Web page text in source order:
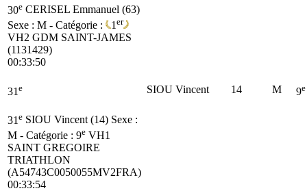
30e CERISEL Emmanuel (63)
Sexe : M - Catégorie :
1 er
VH2 GDM SAINT-JAMES
(1131429)
00:33:50
31 e SIOU Vincent 14 M 9e
31 e SIOU Vincent (14) Sexe :
M - Catégorie : 9e VH1
SAINT GREGOIRE
TRIATHLON
(A54743C0050055MV2FRA)
00:33:54